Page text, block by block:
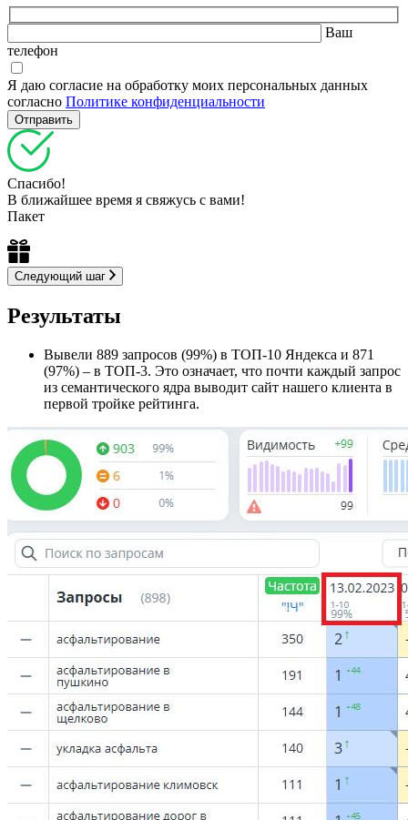
Ваш
телефон
Я даю согласие на обработку моих персональных данных
согласно Политике конфиденциальности
Спасибо!
В ближайшее время я свяжусь с вами!
Пакет
Следующий шаг
Результаты
Вывели 889 запросов (99%) в ТОП-10 Яндекса и 871
(97%) – в ТОП-3. Это означает, что почти каждый запрос
из семантического ядра выводит сайт нашего клиента в
первой тройке рейтинга.